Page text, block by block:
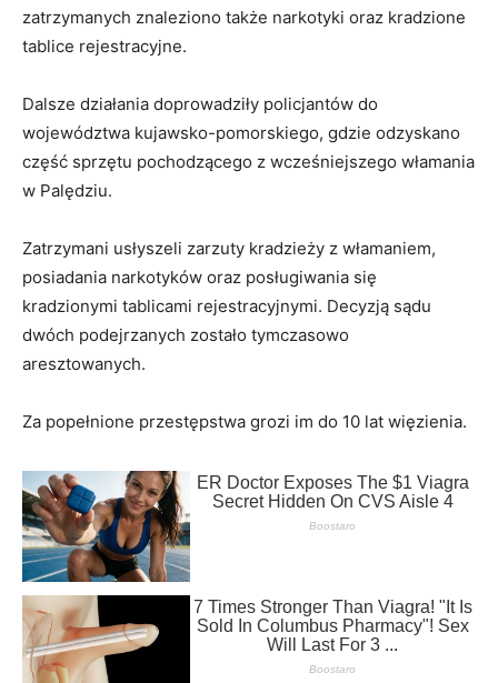
zatrzymanych znaleziono także narkotyki oraz kradzione
tablice rejestracyjne.
Dalsze działania doprowadziły policjantów do
województwa kujawsko-pomorskiego, gdzie odzyskano
część sprzętu pochodzącego z wcześniejszego włamania
w Palędziu.
Zatrzymani usłyszeli zarzuty kradzieży z włamaniem,
posiadania narkotyków oraz posługiwania się
kradzionymi tablicami rejestracyjnymi. Decyzją sądu
dwóch podejrzanych zostało tymczasowo
aresztowanych.
Za popełnione przestępstwa grozi im do 10 lat więzienia.